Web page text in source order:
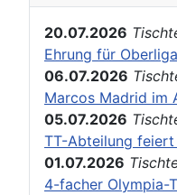
20.07.2026
Ehrung für
06.07.2026
Marcos Madrid im
05.07.2026
TT-Abteilung
01.07.2026
4-facher Olympia-